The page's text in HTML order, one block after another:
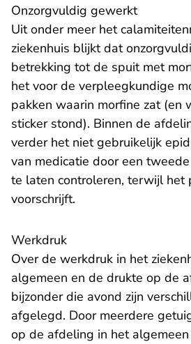
Onzorgvuldig gewerkt
Uit onder meer het
ziekenhuis blijkt dat
betrekking tot de spuit met
het voor de verpleegkundige
pakken waarin morfine zat (en
sticker stond). Binnen de
verder het niet gebruikelijk
van medicatie door een
te laten controleren, terwijl het
voorschrijft.
Werkdruk
Over de werkdruk in het
algemeen en de drukte op de
bijzonder die avond zijn
afgelegd. Door meerdere
op de afdeling in het